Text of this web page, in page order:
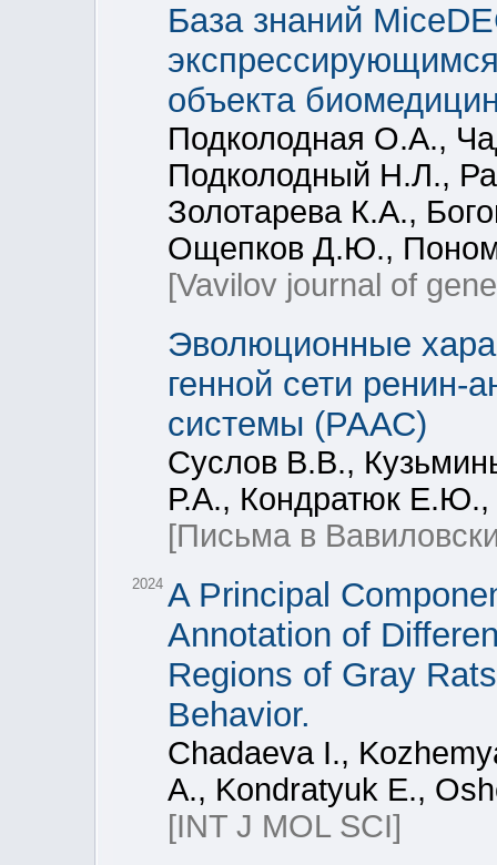
База знаний
объекта
Подколодная О.А.,
Подколодный Н.Л.,
Золотарева К.А.,
Ощепков Д.Ю.,
[Vavilov journal of
Эволюционные
генной сети ренин-
системы (РААС)
Суслов В.В.,
Р.А., Кондратюк
[Письма в
2024 A Principal
Annotation of
Regions of Gray
Behavior.
Chadaeva I.,
A., Kondratyuk E.,
[INT J MOL SCI]